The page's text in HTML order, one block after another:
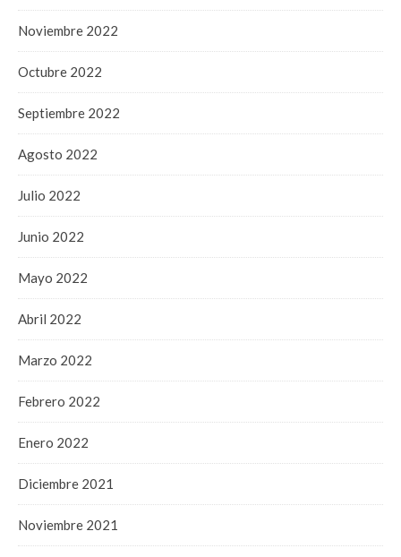
Noviembre 2022
Octubre 2022
Septiembre 2022
Agosto 2022
Julio 2022
Junio 2022
Mayo 2022
Abril 2022
Marzo 2022
Febrero 2022
Enero 2022
Diciembre 2021
Noviembre 2021